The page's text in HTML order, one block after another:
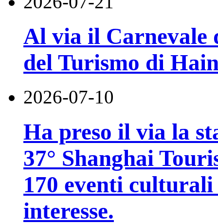
Al via il Carnevale
del Turismo di
2026-07-10
Ha preso il via la
37° Shanghai
170 eventi
interesse.